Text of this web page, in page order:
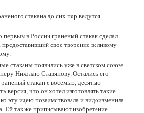
стакана до сих пор ведутся
первым в России граненый стакан сделал
свое творение великому
стаканы появились уже в светском союзе
Николаю Славянову. Остались его
стакан с восемью, десятью
версия, что он хотел изготовлять такие
эту идею позаимствовала и видоизменила
Ей так же приписывают изобретение